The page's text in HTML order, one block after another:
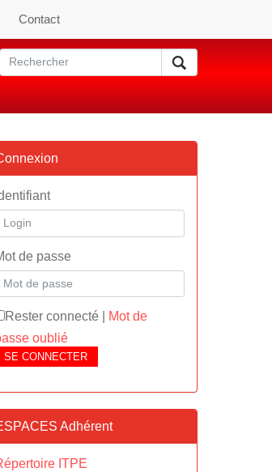
Contact
de passe
Rester connecté|
Mot de
oublié
SE CONNECTER
Adhérent
ITPE